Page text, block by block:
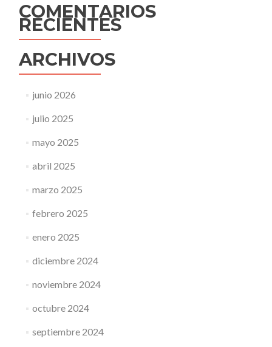
COMENTARIOS
RECIENTES
ARCHIVOS
junio 2026
julio 2025
mayo 2025
abril 2025
marzo 2025
febrero 2025
enero 2025
diciembre 2024
noviembre 2024
octubre 2024
septiembre 2024